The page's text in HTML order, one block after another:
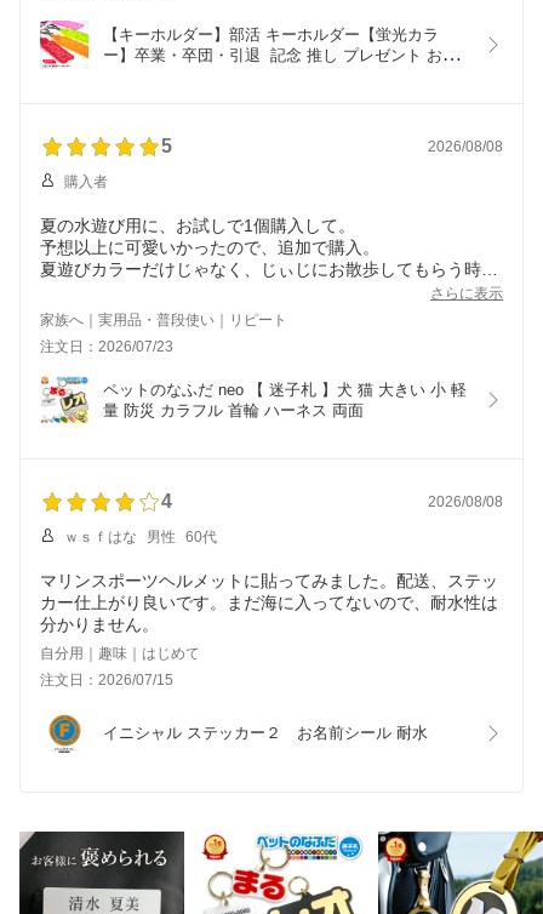
【キーホルダー】部活 キーホルダー【蛍光カラ
ー】卒業・卒団・引退  記念 推し プレゼント お揃
5 2026/08/08
購入者
夏の水遊び用に、お試しで1個購入して。
予想以上に可愛いかったので、追加で購入。
夏遊びカラーだけじゃなく、じぃじにお散歩してもらう時の
カタカナバージョンも、ローマ字バージョンも可愛いです。
付属のナスカンや二重リングのサイズ感が微妙に合わず、10
0均で購入したパーツに変えて、それぞれに取り付けまし
た。それぞれで、ハーネスやカラーの取り付け方など異なる
でしょうから、想定内と思ってます。
耐久性はこれからなのでわかりませんが、粗雑に扱わなけれ
さらに表示
家族へ｜実用品・普段使い｜リピート
注文日：2026/07/23
ペットのなふだ neo 【 迷子札 】犬 猫 大きい 小 軽
量 防災 カラフル 首輪 ハーネス 両面
4 2026/08/08
ｗｓｆはな 男性 60代
マリンスポーツヘルメットに貼ってみました。配送、ステッ
カー仕上がり良いです。まだ海に入ってないので、耐水性は
分かりません。
自分用｜趣味｜はじめて
注文日：2026/07/15
イニシャル ステッカー２　お名前シール 耐水